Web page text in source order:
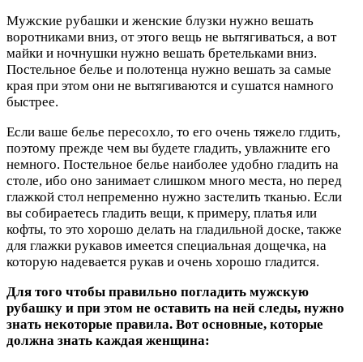
Мужские рубашки и женские блузки нужно вешать
воротниками вниз, от этого вещь не вытягиваться, а вот
майки и ночнушки нужно вешать бретельками вниз.
Постельное белье и полотенца нужно вешать за самые
края при этом они не вытягиваются и сушатся намного
быстрее.
Если ваше белье пересохло, то его очень тяжело глдить,
поэтому прежде чем вы будете гладить, увлажните его
немного. Постельное белье наиболее удобно гладить на
столе, ибо оно занимает слишком много места, но перед
глажкой стол непременно нужно застелить тканью. Если
вы собираетесь гладить вещи, к примеру, платья или
кофты, то это хорошо делать на гладильной доске, также
для глажки рукавов имеется специальная дощечка, на
которую надевается рукав и очень хорошо гладится.
Для того чтобы правильно погладить мужскую
рубашку и при этом не оставить на ней следы, нужно
знать некоторые правила. Вот основные, которые
должна знать каждая женщина: